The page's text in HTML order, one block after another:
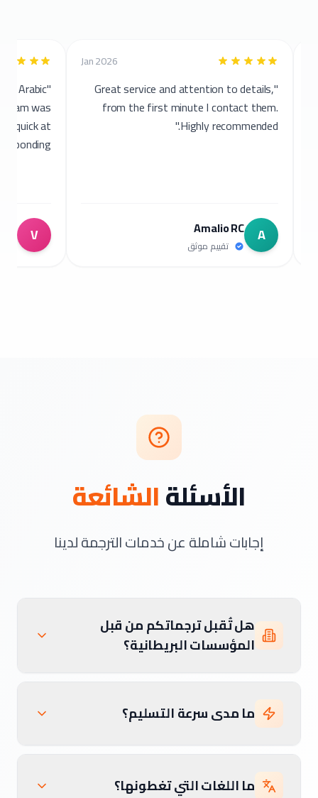
Jan 2026
"Great service and attention to details,
from the first minute I contact them.
Highly recommended."
Amalio RC
تقييم موثق
their Arabic
team was
very quick at
responding."
تقييم
الأسئلةالشائعة
إجابات شاملة عن خدمات الترجمة لدينا
هل تُقبل ترجماتكم من قبل
المؤسسات البريطانية؟
ما مدى سرعة التسليم؟
ما اللغات التي تغطونها؟